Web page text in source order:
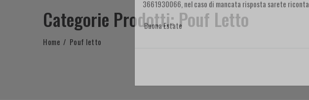
Categorie Prodotti: Pouf Letto
Home Pouf letto
Gli ordini pervenuti nel periodo di chiusura, verranno
3661930066, nel caso di mancata risposta sarete